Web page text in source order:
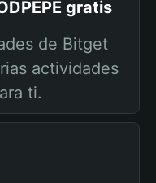
gratis
de Bitget
actividades
ti.